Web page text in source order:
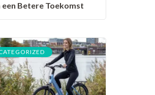
een Betere Toekomst